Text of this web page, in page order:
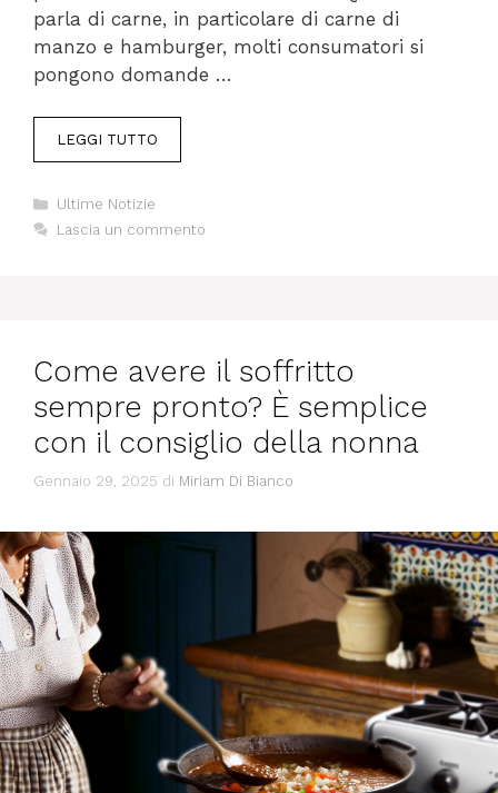
parla di carne, in particolare di carne di
manzo e hamburger, molti consumatori si
pongono domande …
LEGGI TUTTO
Categorie
Ultime Notizie
Lascia un commento
Come avere il soffritto
sempre pronto? È semplice
con il consiglio della nonna
Gennaio 29, 2025 di Miriam Di Bianco